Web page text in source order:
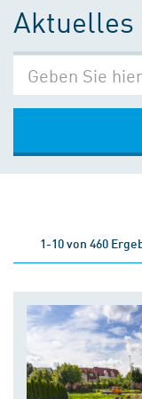
Aktuelles
1-10 von 460